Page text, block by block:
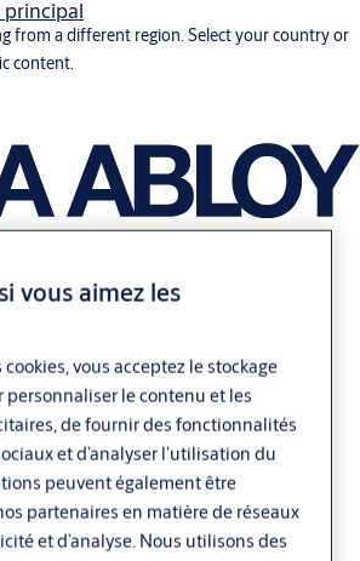
from a different region. Select your country or
content.
vous aimez les
vous acceptez le stockage
personnaliser le contenu et les
de fournir des fonctionnalités
et d’analyser l’utilisation du
peuvent également être
partenaires en matière de réseaux
et d’analyse. Nous utilisons des